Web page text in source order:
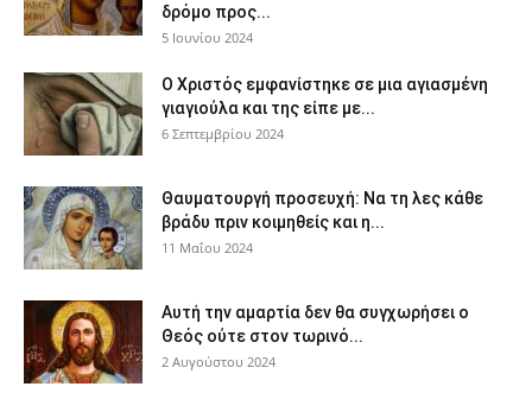
δρόμο προς...
5 Ιουνίου 2024
Ο Χριστός εμφανίστηκε σε μια αγιασμένη
γιαγιούλα και της είπε με...
6 Σεπτεμβρίου 2024
Θαυματουργή προσευχή: Να τη λες κάθε
βράδυ πριν κοιμηθείς και η...
11 Μαΐου 2024
Αυτή την αμαρτία δεν θα συγχωρήσει ο
Θεός ούτε στον τωρινό...
2 Αυγούστου 2024